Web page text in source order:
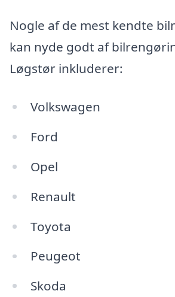
Nogle af de mest kendte
kan nyde godt af
Løgstør inkluderer:
Volkswagen
Ford
Opel
Renault
Toyota
Peugeot
Skoda